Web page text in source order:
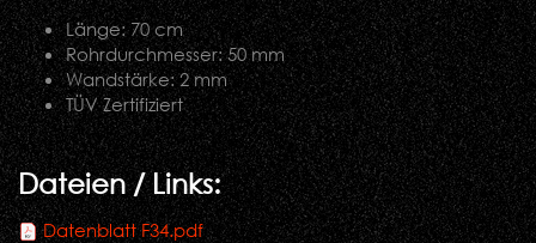
Länge: 70 cm
Rohrdurchmesser: 50 mm
Wandstärke: 2 mm
TÜV Zertifiziert
Dateien / Links:
Datenblatt F34.pdf